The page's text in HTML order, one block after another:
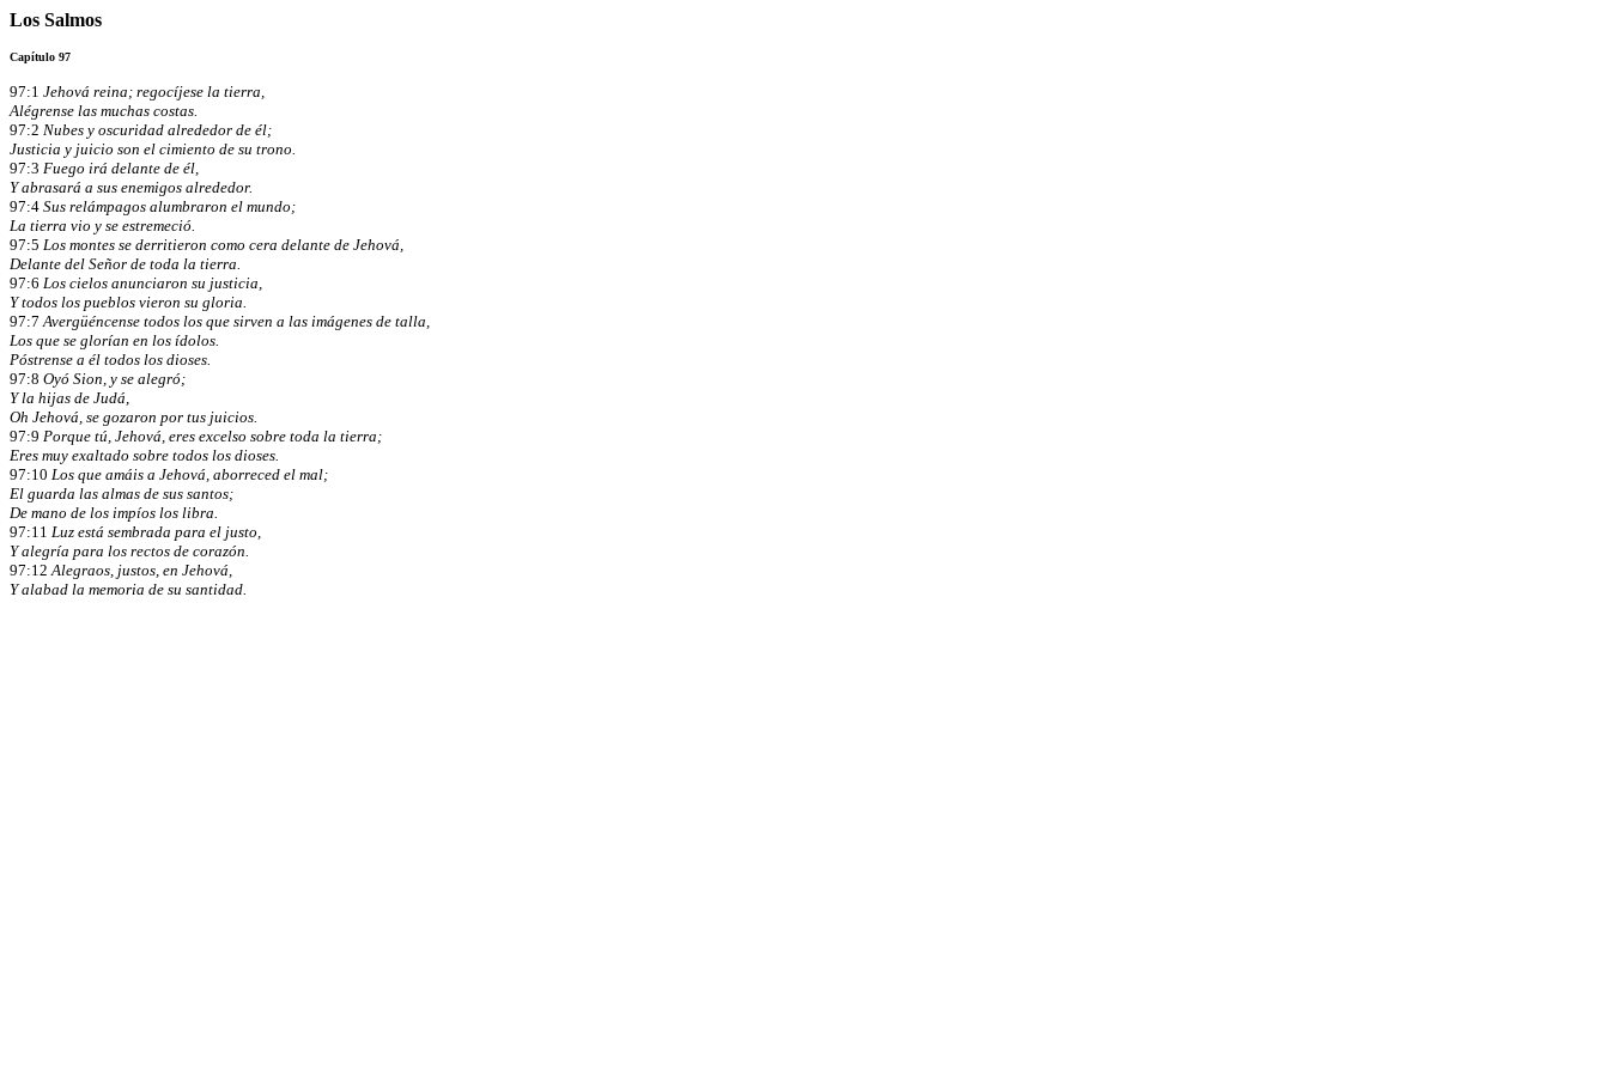
Los Salmos
Capítulo 97
97:1 Jehová reina; regocíjese la tierra,
Alégrense las muchas costas.
97:2 Nubes y oscuridad alrededor de él;
Justicia y juicio son el cimiento de su trono.
97:3 Fuego irá delante de él,
Y abrasará a sus enemigos alrededor.
97:4 Sus relámpagos alumbraron el mundo;
La tierra vio y se estremeció.
97:5 Los montes se derritieron como cera delante de Jehová,
Delante del Señor de toda la tierra.
97:6 Los cielos anunciaron su justicia,
Y todos los pueblos vieron su gloria.
97:7Avergüéncense todos los que sirven a las imágenes de talla,
Los que se glorían en los ídolos.
Póstrense a él todos los dioses.
97:8 Oyó Sion, y se alegró;
Y la hijas de Judá,
Oh Jehová, se gozaron por tus juicios.
97:9 Porque tú, Jehová, eres excelso sobre toda la tierra;
Eres muy exaltado sobre todos los dioses.
97:10 Los que amáis a Jehová, aborreced el mal;
El guarda las almas de sus santos;
De mano de los impíos los libra.
97:11 Luz está sembrada para el justo,
Y alegría para los rectos de corazón.
97:12Alegraos, justos, en Jehová,
Y alabad la memoria de su santidad.